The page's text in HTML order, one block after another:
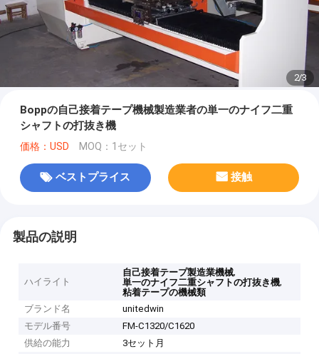
2/3
Boppの自己接着テープ機械製造業者の単一のナイフ二重
シャフトの打抜き機
価格：USD MOQ：1セット
ベストプライス 接触
製品の説明
ハイライト
自己接着テープ製造業機械,
単一のナイフ二重シャフトの打抜き機,
粘着テープの機械類
ブランド名
unitedwin
モデル番号
FM-C1320/C1620
供給の能力
3セット月